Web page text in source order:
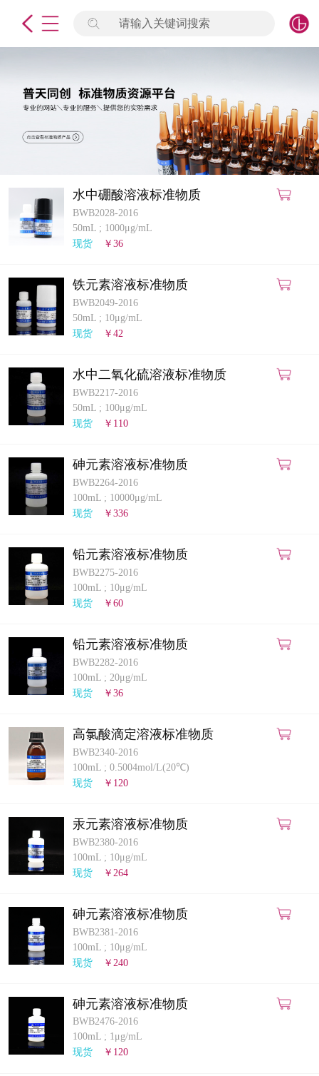
请输入关键词搜索
水中硼酸溶液标准物质
BWB2028-2016
50mL ; 1000μg/mL
现货
￥36
铁元素溶液标准物质
BWB2049-2016
50mL ; 10μg/mL
现货
￥42
水中二氧化硫溶液标准物质
BWB2217-2016
50mL ; 100μg/mL
现货
￥110
砷元素溶液标准物质
BWB2264-2016
100mL ; 10000μg/mL
现货
￥336
铅元素溶液标准物质
BWB2275-2016
100mL ; 10μg/mL
现货
￥60
铅元素溶液标准物质
BWB2282-2016
100mL ; 20μg/mL
现货
￥36
高氯酸滴定溶液标准物质
BWB2340-2016
100mL ; 0.5004mol/L(20℃)
现货
￥120
汞元素溶液标准物质
BWB2380-2016
100mL ; 10μg/mL
现货
￥264
砷元素溶液标准物质
BWB2381-2016
100mL ; 10μg/mL
现货
￥240
砷元素溶液标准物质
BWB2476-2016
100mL ; 1μg/mL
现货
￥120
签到
标准物质
产品专项
微生物检测/质控品
定制标物
定制仪器
计量课堂
知识交流
公司主页
购物车
会员中心
联系我们
返回主页